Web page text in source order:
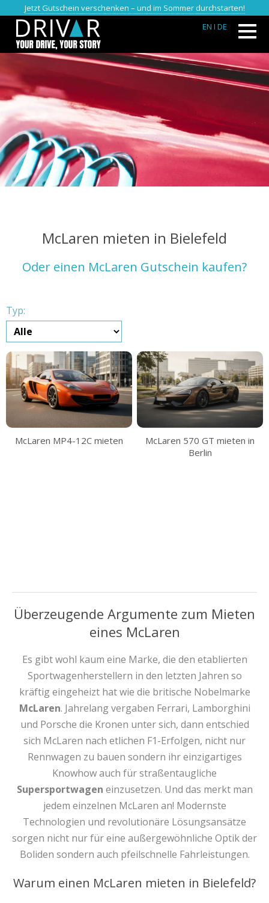
Jetzt Gutschein verschenken – und im Sommer durchstarten!
EN I DE
McLaren mieten in Bielefeld
Oder einen McLaren Gutschein kaufen?
Typ:
McLaren MP4-12C mieten
McLaren 570 GT mieten in
Berlin
Überzeugende Argumente zum Mieten
eines McLaren
Es gibt wohl kaum eine Marke, die den etablierten
Sportwagenherstellern in den letzten Jahren so
kräftig eingeheizt hat wie die britische Nobelmarke
McLaren. Jahrelang vergaben Ferrari, Lamborghini
und Porsche die Kronen unter sich, dann entschied
sich McLaren nach etlichen F1-Erfolgen, nicht nur
Rennwagen zu bauen sondern ihr einzigartiges
Knowhow auch für straßentaugliche
Supersportwagen einzusetzen. Und das merkt man
jedem einzelnen McLaren an! Modernste
Technologien und revolutionäre Lösungsansätze
sorgen nicht nur für eine außergewöhnliche Optik der
Boliden sondern auch pfeilschnelle Fahrleistungen.
Warum einen McLaren mieten in Bielefeld?